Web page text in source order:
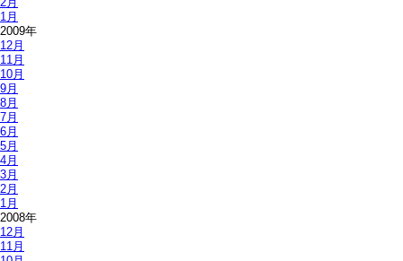
1月
2009年
12月
11月
10月
9月
8月
7月
6月
5月
4月
3月
2月
1月
2008年
12月
11月